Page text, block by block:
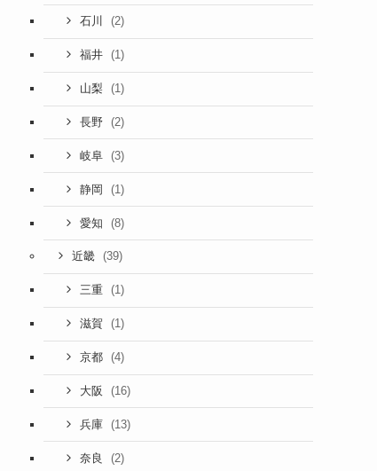
石川 (2)
福井 (1)
山梨 (1)
長野 (2)
岐阜 (3)
静岡 (1)
愛知 (8)
近畿 (39)
三重 (1)
滋賀 (1)
京都 (4)
大阪 (16)
兵庫 (13)
奈良 (2)